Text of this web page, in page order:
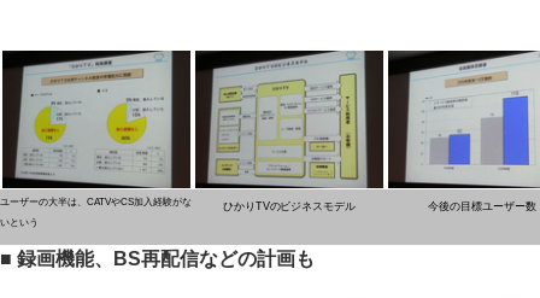
ユーザーの大半は、CATVやCS加入経験がな
いという
ひかりTVのビジネスモデル 今後の目標ユーザー数
■ 録画機能、BS再配信などの計画も